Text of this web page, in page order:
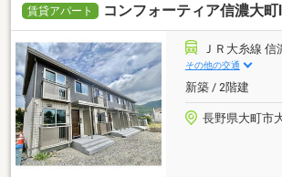
賃貸アパート コンフォーティア信濃大
ＪＲ大糸線
その他の交通
新築 / 2階建
長野県大町市